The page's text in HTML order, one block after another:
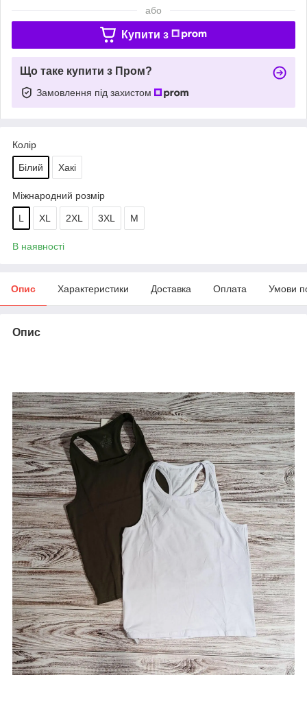
або
Купити з
Що таке купити з Пром?
Замовлення під захистом
Колір
Білий Хакі
Міжнародний розмір
L XL 2XL 3XL M
В наявності
Опис Характеристики Доставка Оплата Умови
Опис